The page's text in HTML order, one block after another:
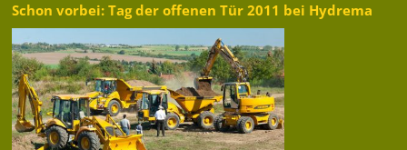
Schon vorbei: Tag der offenen Tür 2011 bei Hydrema